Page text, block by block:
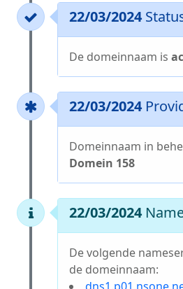
22/03/2024
De domeinnaam is
22/03/2024
Domeinnaam in
Domein 158
22/03/2024
De volgende
de domeinnaam: